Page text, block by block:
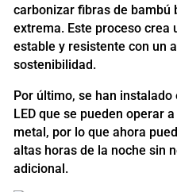
carbonizar fibras de bambú
extrema. Este proceso crea
estable y resistente con un
sostenibilidad.
Por último, se han
LED que se pueden operar
metal, por lo que ahora
altas horas de la noche sin
adicional.